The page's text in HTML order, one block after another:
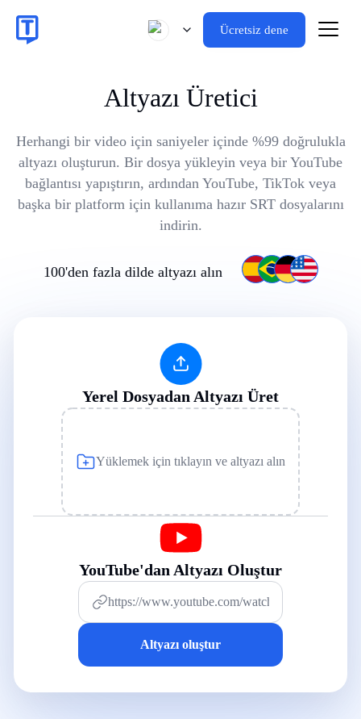
Ücretsiz dene
Altyazı Üretici
Herhangi bir video için saniyeler içinde %99 doğrulukla
altyazı oluşturun. Bir dosya yükleyin veya bir YouTube
bağlantısı yapıştırın, ardından YouTube, TikTok veya
başka bir platform için kullanıma hazır SRT dosyalarını
indirin.
100'den fazla dilde altyazı alın
Yerel Dosyadan Altyazı Üret
Yüklemek için tıklayın ve altyazı alın
YouTube'dan Altyazı Oluştur
Altyazı oluştur